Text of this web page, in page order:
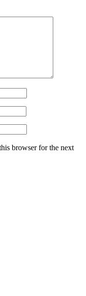
browser for the next